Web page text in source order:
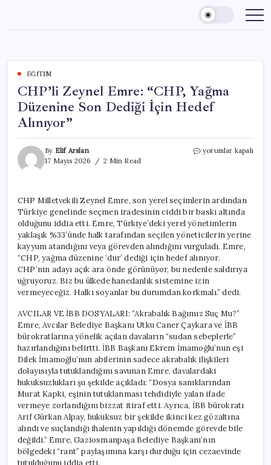
content
EĞITIM
CHP’li Zeynel Emre: “CHP, Yağma
Düzenine Son Dediği İçin Hedef
Alınıyor”
By Elif Arslan
17 Mayıs 2026
2 Min Read
CHP’li
Düzenine
Son
Dediği
İçin
Hedef
için
yorumlar kapalı
CHP Milletvekili Zeynel Emre, son yerel seçimlerin ardından
Türkiye genelinde seçmen iradesinin ciddi bir baskı altında
olduğunu iddia etti. Emre, Türkiye’deki yerel yönetimlerin
yaklaşık %33’ünde halk tarafından seçilen yöneticilerin yerine
kayyum atandığını veya görevden alındığını vurguladı. Emre,
“CHP, yağma düzenine ‘dur’ dediği için hedef alınıyor.
CHP’nin adayı açık ara önde görünüyor, bu nedenle saldırıya
uğruyoruz. Biz bu ülkede hanedanlık sistemine izin
vermeyeceğiz. Halkı soyanlar bu durumdan korkmalı.” dedi.
AVCILAR VE İBB DOSYALARI: “Akrabalık Bağımız Suç Mu?”
Emre, Avcılar Belediye Başkanı Utku Caner Çaykara ve İBB
bürokratlarına yönelik açılan davaların “sudan sebeplerle”
hazırlandığını belirtti. İBB Başkanı Ekrem İmamoğlu’nun eşi
Dilek İmamoğlu’nun abilerinin sadece akrabalık ilişkileri
dolayısıyla tutuklandığını savunan Emre, davalardaki
hukuksuzlukları şu şekilde açıkladı: “Dosya sanıklarından
Murat Kapki, eşinin tutuklanması tehdidiyle yalan ifade
vermeye zorlandığını bizzat itiraf etti. Ayrıca, İBB bürokratı
Arif Gürkan Alpay, hukuksuz bir şekilde ikinci kez gözaltına
alındı ve suçlandığı ihalenin yapıldığı dönemde görevde bile
değildi.” Emre, Gaziosmanpaşa Belediye Başkanı’nın
bölgedeki “rant” paylaşımına karşı durduğu için cezaevinde
tutulduğunu iddia etti.